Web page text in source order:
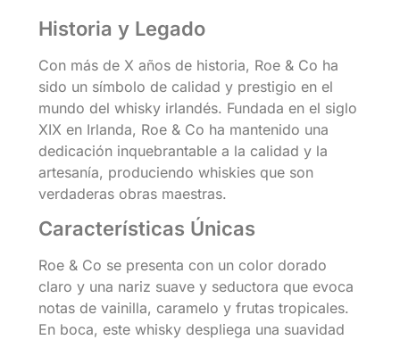
Historia y Legado
Con más de X años de historia, Roe & Co ha
sido un símbolo de calidad y prestigio en el
mundo del whisky irlandés. Fundada en el siglo
XIX en Irlanda, Roe & Co ha mantenido una
dedicación inquebrantable a la calidad y la
artesanía, produciendo whiskies que son
verdaderas obras maestras.
Características Únicas
Roe & Co se presenta con un color dorado
claro y una nariz suave y seductora que evoca
notas de vainilla, caramelo y frutas tropicales.
En boca, este whisky despliega una suavidad